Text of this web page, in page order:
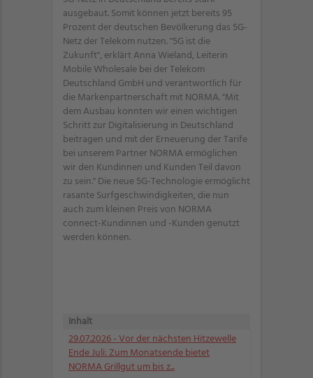
ausgebaut. Somit können jetzt bereits 95
Prozent der deutschen Bevölkerung das 5G-
Netz der Telekom nutzen. "5G ist die
Zukunft", erklärt Anna Wieland, Leiterin
Mobile Wholesale bei der Telekom
Deutschland GmbH und verantwortlich für
die Markenpartnerschaft mit NORMA. "Mit
dem Ausbau konnten wir einen wichtigen
Schritt zur Digitalisierung in Deutschland
beitragen und mit der Erneuerung der Tarife
bei unserem Partner NORMA ermöglichen
wir den Kundinnen und Kunden Teil davon
zu sein." Die neue 5G-Technologie ermöglicht
rasante Surfgeschwindigkeiten, die nun
auch zum kleinen Preis von NORMA
connect-Kundinnen und -Kunden genutzt
werden können.
Inhalt
29.07.2026- Vor der nächsten Hitzewelle
Ende Juli: Zum Monatsende bietet
NORMA Grillgut um bis z...